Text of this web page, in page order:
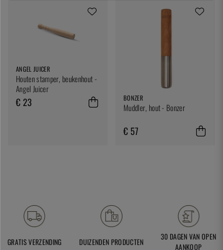
ANGEL JUICER
Houten stamper, beukenhout -
Angel Juicer
€ 23 BONZER
Muddler, hout - Bonzer
€ 57
GRATIS VERZENDING DUIZENDEN PRODUCTEN
30 DAGEN VAN OPEN
AANKOOP